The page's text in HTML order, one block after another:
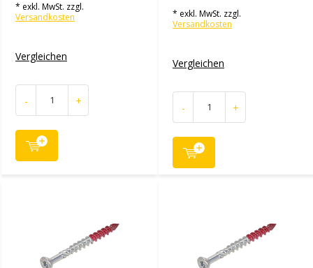
* exkl. MwSt. zzgl.
Versandkosten
Vergleichen
- +
* exkl. MwSt. zzgl.
Versandkosten
Vergleichen
- +